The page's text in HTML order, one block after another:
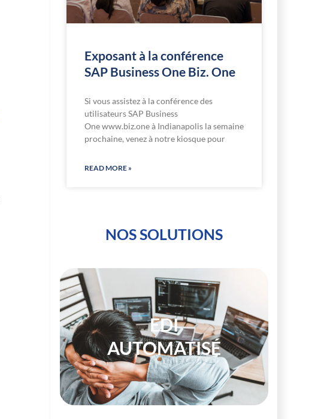
Exposant à la conférence
SAP Business One Biz. One
Si vous assistez à la conférence des
utilisateurs SAP Business
One www.biz.one à Indianapolis la semaine
prochaine, venez à notre kiosque pour
READ MORE »
NOS SOLUTIONS
EDI
AUTOMATISÉ